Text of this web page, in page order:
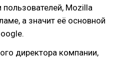
Mozilla
а значит её основной
директора компании,